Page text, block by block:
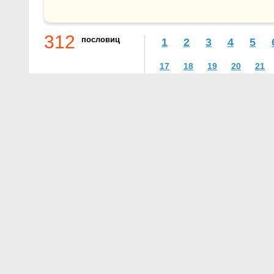
312 пословиц 1 2 3 4 5
17 18 19 20 21